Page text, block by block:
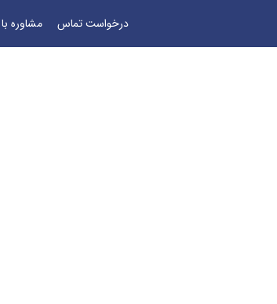
درخواست تماس مشاوره